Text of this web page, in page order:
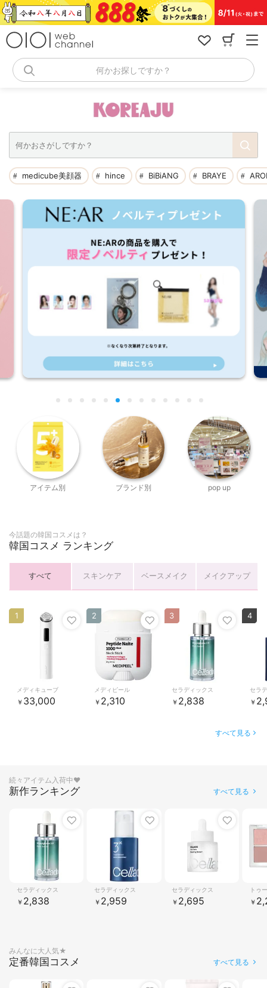
コ
ン
何かお探しですか？
medicube美顔器 hince BiBiANG BRAYE
アイテム別 ブランド別 pop up
韓国コスメ ランキング
今話題の韓国コスメは？
すべて スキンケア ベースメイク メイクアップ
メディキューブ
￥ 33,000
1
メディピール
￥ 2,310
2
セラディックス
￥ 2,838
3
セラ
￥
4
すべて見る
新作ランキング
続々アイテム入荷中♥
すべて見る
セラディックス
￥ 2,838
セラディックス
￥ 2,959
セラディックス
￥ 2,695
トゥ
￥
定番韓国コスメ
みんなに大人気★
すべて見る